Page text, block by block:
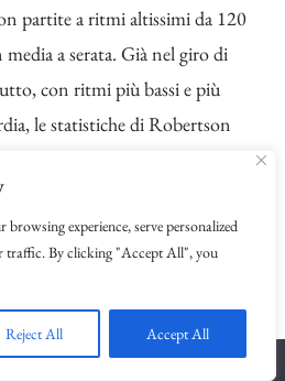
browsing experience, serve personalized
traffic. By clicking "Accept All", you
Reject All Accept All
partite a ritmi altissimi da 120
a serata. Già nel giro di
con ritmi più bassi e più
le statistiche di Robertson
tecnico, derivato dalla
fondamentali interiorizzata già
di rendimento
stagioni.